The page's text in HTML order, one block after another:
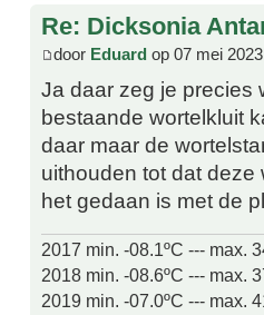
Re: Dicksonia
door Eduard op 07 mei
Ja daar zeg je precies
bestaande wortelkluit
daar maar de
uithouden tot dat deze
het gedaan is met de
2017 min. -08.1ºC --- max.
2018 min. -08.6ºC --- max.
2019 min. -07.0ºC --- max.